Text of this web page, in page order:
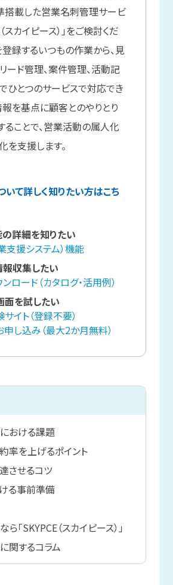
搭載した営業名刺管理サービ
スカイピース）」をご検討くだ
登録するいつもの作業から、見
ード管理、案件管理、活動記
ひとつのサービスで対応でき
報を基点に顧客とのやりとり
ることで、営業活動の属人化
を支援します。
いて詳しく知りたい方はこち
詳細を知りたい
支援システム）機能
報収集したい
ロード（カタログ・活用例）
面を試したい
イト（登録不要）
し込み（最大2か月無料）
おける課題
率を上げるポイント
させるコツ
る事前準備
「SKYPCE（スカイピース）」
関するコラム